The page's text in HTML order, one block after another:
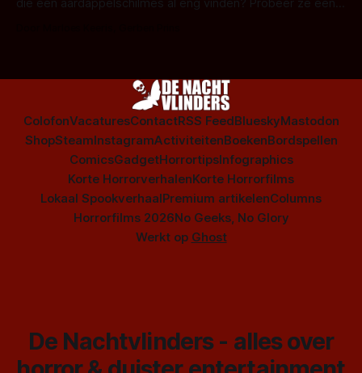
die een aardappelschilmes al eng vinden? Probeer ze eens
ColofonVacaturesContactRSS FeedBlueskyMastodon
ShopSteamInstagramActiviteitenBoekenBordspellen
ComicsGadgetHorrortipsInfographics
Korte HorrorverhalenKorte Horrorfilms
Lokaal SpookverhaalPremium artikelenColumns
Horrorfilms 2026No Geeks, No Glory
Werkt op Ghost
De Nachtvlinders - alles over